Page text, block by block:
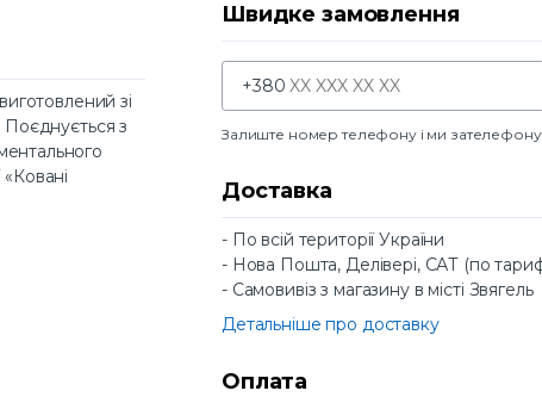
зі
Поєднується з
Швидке замовлення
+380
Залиште номер телефону і ми
Доставка
- По всій території України
- Нова Пошта, Делівері, САТ (по
- Самовивіз з магазину в місті Звягель
Детальніше про доставку
Оплата